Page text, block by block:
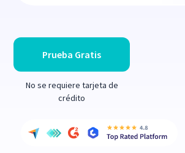
Prueba Gratis
No se requiere tarjeta de
crédito